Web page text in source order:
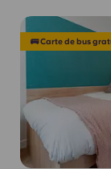
🚌 Carte de bus